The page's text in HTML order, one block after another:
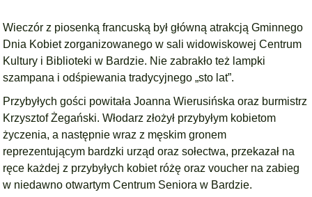
Wieczór z piosenką francuską był główną atrakcją Gminnego
Dnia Kobiet zorganizowanego w sali widowiskowej Centrum
Kultury i Biblioteki w Bardzie. Nie zabrakło też lampki
szampana i odśpiewania tradycyjnego „sto lat”.
Przybyłych gości powitała Joanna Wierusińska oraz burmistrz
Krzysztof Żegański. Włodarz złożył przybyłym kobietom
życzenia, a następnie wraz z męskim gronem
reprezentującym bardzki urząd oraz sołectwa, przekazał na
ręce każdej z przybyłych kobiet różę oraz voucher na zabieg
w niedawno otwartym Centrum Seniora w Bardzie.